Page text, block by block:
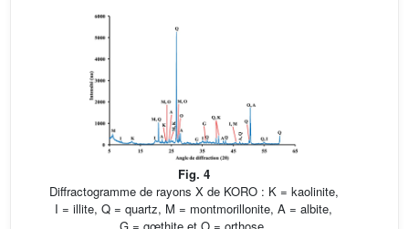
Fig. 4
Diffractogramme de rayons X de KORO : K = kaolinite,
I = illite, Q = quartz, M = montmorillonite, A = albite,